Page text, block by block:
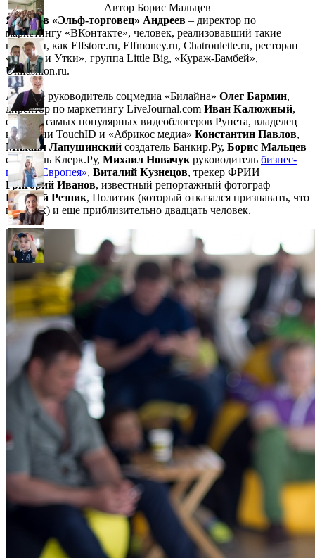
Автор Борис Мальцев
Ярослав «Эльф-торговец» Андреев – директор по
маркетингу «ВКонтакте», человек, реализовавший такие
проекты, как Elfstore.ru, Elfmoney.ru, Chatroulette.ru, ресторан
«Бобры и Утки», группа Little Big, «Кураж-Бамбей»,
Unifashion.ru.
А также руководитель соцмедиа «Билайна» Олег Бармин,
директор по маркетингу LiveJournal.com Иван Калюжный,
один из самых популярных видеоблогеров Рунета, владелец
компании TouchID и «Абрикос медиа» Константин Павлов,
Михаил Лапушинский создатель Банкир.Ру, Борис Мальцев
создатель Клерк.Ру, Михаил Новачук руководитель бизнес-
парка «Европея», Виталий Кузнецов, трекер ФРИИ
Григорий Иванов, известный репортажный фотограф
Евгений Резник, Политик (который отказался признавать, что
политик) и еще приблизительно двадцать человек.